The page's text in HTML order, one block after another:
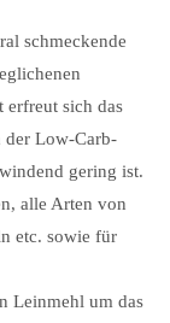
schmeckende
erfreut sich das
der Low-Carb-
gering ist.
alle Arten von
etc. sowie für
Leinmehl um das